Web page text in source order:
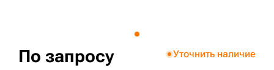
По запросу Уточнить наличие